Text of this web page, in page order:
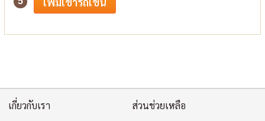
เกี่ยวกับเรา ส่วนช่วยเหลือ